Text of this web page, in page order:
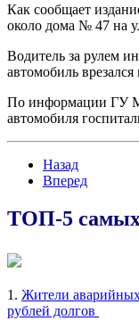
Как сообщает
около дома № 47 на
Водитель за рулем
автомобиль
По информации ГУ
автомобиля
Назад
Вперед
ТОП-5 самых
1. Жители
рублей долгов